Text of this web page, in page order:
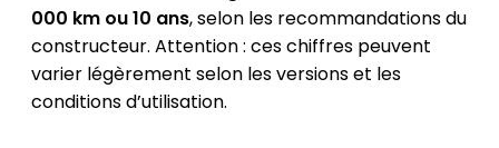
000 km ou 10 ans, selon les recommandations du
constructeur. Attention : ces chiffres peuvent
varier légèrement selon les versions et les
conditions d’utilisation.